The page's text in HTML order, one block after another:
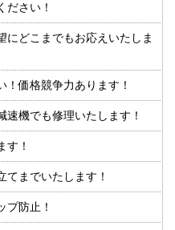
ださい！
にどこまでもお応えいたしま
価格競争力あります！
機でも修理いたします！
す！
までいたします！
プ防止！